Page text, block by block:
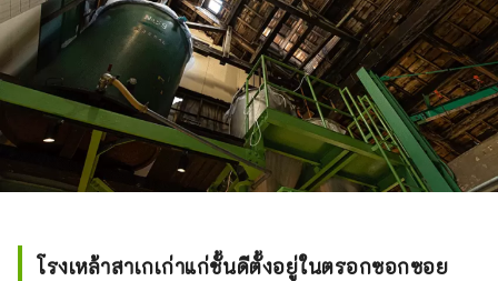
โรงเหล้าสาเกเก่าแก่ชั้นดีตั้งอยู่ในตรอกซอกซอย